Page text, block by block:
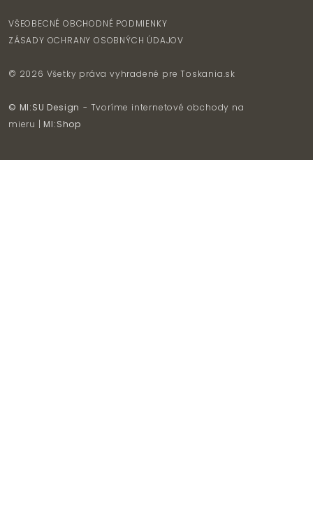
VŠEOBECNÉ OBCHODNÉ PODMIENKY
ZÁSADY OCHRANY OSOBNÝCH ÚDAJOV
© 2026 Všetky práva vyhradené preToskania.sk
© MI:SU Design - Tvoríme internetové obchody na
mieru | MI:Shop